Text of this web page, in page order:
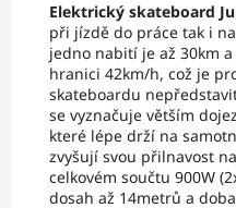
Elektrický skateboard
při jízdě do práce tak i
jedno nabití je až 30km
hranici 42km/h, což je
skateboardu
se vyznačuje větším
které lépe drží na
zvyšují svou přilnavost
celkovém součtu 900W
dosah až 14metrů a